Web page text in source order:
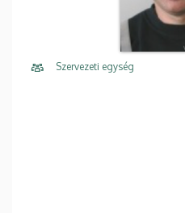
Szervezeti egység